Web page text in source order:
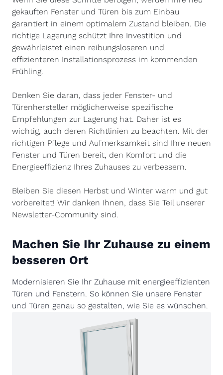
gekauften Fenster und Türen bis zum Einbau
garantiert in einem optimalem Zustand bleiben. Die
richtige Lagerung schützt Ihre Investition und
gewährleistet einen reibungsloseren und
effizienteren Installationsprozess im kommenden
Frühling.
Denken Sie daran, dass jeder Fenster- und
Türenhersteller möglicherweise spezifische
Empfehlungen zur Lagerung hat. Daher ist es
wichtig, auch deren Richtlinien zu beachten. Mit der
richtigen Pflege und Aufmerksamkeit sind Ihre neuen
Fenster und Türen bereit, den Komfort und die
Energieeffizienz Ihres Zuhauses zu verbessern.
Bleiben Sie diesen Herbst und Winter warm und gut
vorbereitet! Wir danken Ihnen, dass Sie Teil unserer
Newsletter-Community sind.
Machen Sie Ihr Zuhause zu einem
besseren Ort
Modernisieren Sie Ihr Zuhause mit energieeffizienten
Türen und Fenstern. So können Sie unsere Fenster
und Türen genau so gestalten, wie Sie es wünschen.